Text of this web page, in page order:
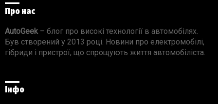
Про нас
AutoGeek – блог про високі технології в автомобілях.
Був створений у 2013 році. Новини про електромобілі,
гібриди і пристрої, що спрощують життя автомобіліста.
Інфо